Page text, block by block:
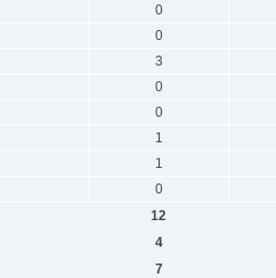
0
0
3
0
0
1
1
0
12
4
7